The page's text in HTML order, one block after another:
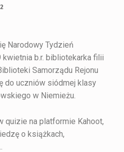
Narodowy Tydzień
b.r. bibliotekarka filii
Samorządu Rejonu
do uczniów siódmej klasy
w Niemieżu.
quizie na platformie Kahoot,
o książkach,